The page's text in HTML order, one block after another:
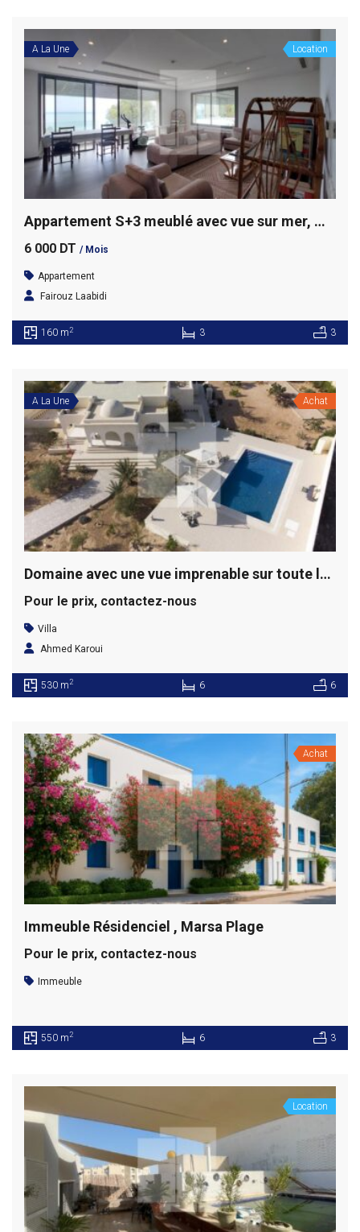
A La Une Location
Appartement S+3 meublé avec vue sur mer, Marsa Corniche
6 000 DT / Mois
Appartement
Fairouz Laabidi
160 m2 3 3
A La Une Achat
Domaine avec une vue imprenable sur toute la baie de Bounouma, Kerkennah
Pour le prix, contactez-nous
Villa
Ahmed Karoui
530 m2 6 6
Achat
Immeuble Résidenciel , Marsa Plage
Pour le prix, contactez-nous
Immeuble
550 m2 6 3
Location